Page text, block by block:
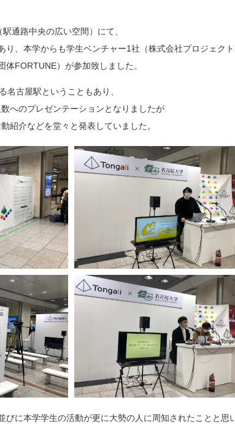
通路中央の広い空間）にて、
り、本学からも学生ベンチャー1社（株式会社プロジェクト
FORTUNE）が参加致しました。
名古屋駅ということもあり、
へのプレゼンテーションとなりましたが
紹介などを堂々と発表していました。
びに本学学生の活動が更に大勢の人に周知されたことと思